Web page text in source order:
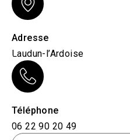
Adresse
Laudun-l’Ardoise
Téléphone
06 22 90 20 49